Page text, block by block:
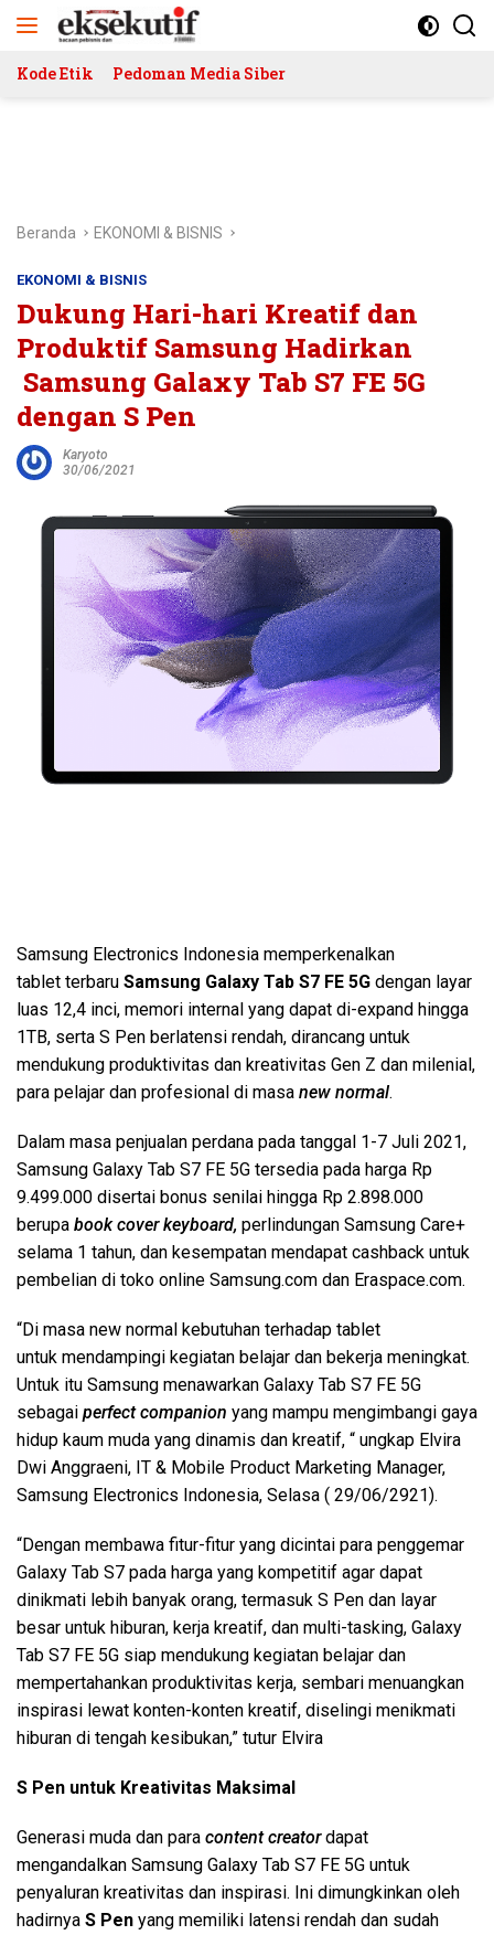
Kode Etik Pedoman Media Siber
Beranda EKONOMI & BISNIS
EKONOMI & BISNIS
Dukung Hari-hari Kreatif dan
Produktif Samsung Hadirkan
Samsung Galaxy Tab S7 FE 5G
dengan S Pen
Karyoto
30/06/2021
Samsung Electronics Indonesia memperkenalkan
tablet terbaru Samsung Galaxy Tab S7 FE 5G dengan layar
luas 12,4 inci, memori internal yang dapat di-expand hingga
1TB, serta S Pen berlatensi rendah, dirancang untuk
mendukung produktivitas dan kreativitas Gen Z dan milenial,
para pelajar dan profesional di masa new normal.
Dalam masa penjualan perdana pada tanggal 1-7 Juli 2021,
Samsung Galaxy Tab S7 FE 5G tersedia pada harga Rp
9.499.000 disertai bonus senilai hingga Rp 2.898.000
berupa book cover keyboard, perlindungan Samsung Care+
selama 1 tahun, dan kesempatan mendapat cashback untuk
pembelian di toko online Samsung.com dan Eraspace.com.
“Di masa new normal kebutuhan terhadap tablet
untuk mendampingi kegiatan belajar dan bekerja meningkat.
Untuk itu Samsung menawarkan Galaxy Tab S7 FE 5G
sebagai perfect companion yang mampu mengimbangi gaya
hidup kaum muda yang dinamis dan kreatif, “ ungkap Elvira
Dwi Anggraeni, IT & Mobile Product Marketing Manager,
Samsung Electronics Indonesia, Selasa ( 29/06/2921).
“Dengan membawa fitur-fitur yang dicintai para penggemar
Galaxy Tab S7 pada harga yang kompetitif agar dapat
dinikmati lebih banyak orang, termasuk S Pen dan layar
besar untuk hiburan, kerja kreatif, dan multi-tasking, Galaxy
Tab S7 FE 5G siap mendukung kegiatan belajar dan
mempertahankan produktivitas kerja, sembari menuangkan
inspirasi lewat konten-konten kreatif, diselingi menikmati
hiburan di tengah kesibukan,” tutur Elvira
S Pen untuk Kreativitas Maksimal
Generasi muda dan para content creatordapat
mengandalkan Samsung Galaxy Tab S7 FE 5G untuk
penyaluran kreativitas dan inspirasi. Ini dimungkinkan oleh
hadirnya S Pen yang memiliki latensi rendah dan sudah